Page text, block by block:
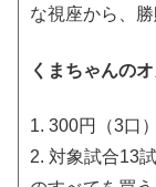
な視座から、
くまちゃんの
1. 300円（3口
2. 対象試合13